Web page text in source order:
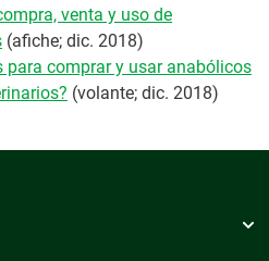
venta y uso de
(afiche; dic. 2018)
para comprar y usar anabólicos
(volante; dic. 2018)